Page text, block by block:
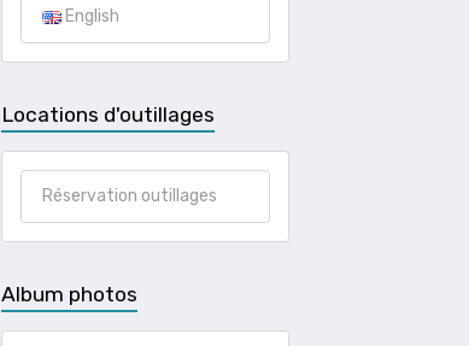
English
Locations d'outillages
Réservation outillages
Album photos